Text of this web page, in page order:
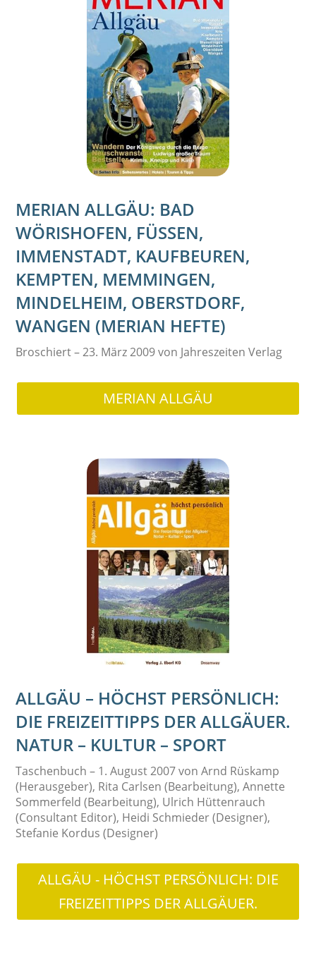
MERIAN ALLGÄU: BAD
WÖRISHOFEN, FÜSSEN,
IMMENSTADT, KAUFBEUREN,
KEMPTEN, MEMMINGEN,
MINDELHEIM, OBERSTDORF,
WANGEN (MERIAN HEFTE)
Broschiert – 23. März 2009 von Jahreszeiten Verlag
MERIAN ALLGÄU
ALLGÄU – HÖCHST PERSÖNLICH:
DIE FREIZEITTIPPS DER ALLGÄUER.
NATUR – KULTUR – SPORT
Taschenbuch – 1. August 2007 von Arnd Rüskamp
(Herausgeber), Rita Carlsen (Bearbeitung), Annette
Sommerfeld (Bearbeitung), Ulrich Hüttenrauch
(Consultant Editor), Heidi Schmieder (Designer),
Stefanie Kordus (Designer)
ALLGÄU - HÖCHST PERSÖNLICH: DIE
FREIZEITTIPPS DER ALLGÄUER.